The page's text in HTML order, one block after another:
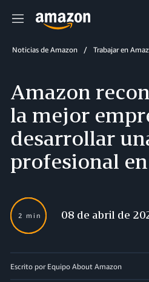
Menú
Noticias de Amazon Trabajar en
Amazon
la mejor
desarrollar
profesional
2 min 08 de abril de
Escrito por Equipo About Amazon